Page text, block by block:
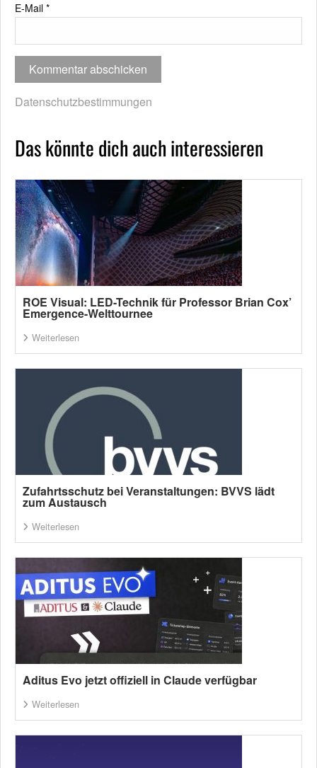
E-Mail *
Datenschutzbestimmungen
Das könnte dich auch interessieren
ROE Visual: LED-Technik für Professor Brian Cox’
Emergence-Welttournee
Weiterlesen
Zufahrtsschutz bei Veranstaltungen: BVVS lädt
zum Austausch
Weiterlesen
Aditus Evo jetzt offiziell in Claude verfügbar
Weiterlesen